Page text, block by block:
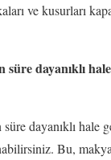
ve kusurları
süre dayanıklı
süre dayanıklı hale
Bu,